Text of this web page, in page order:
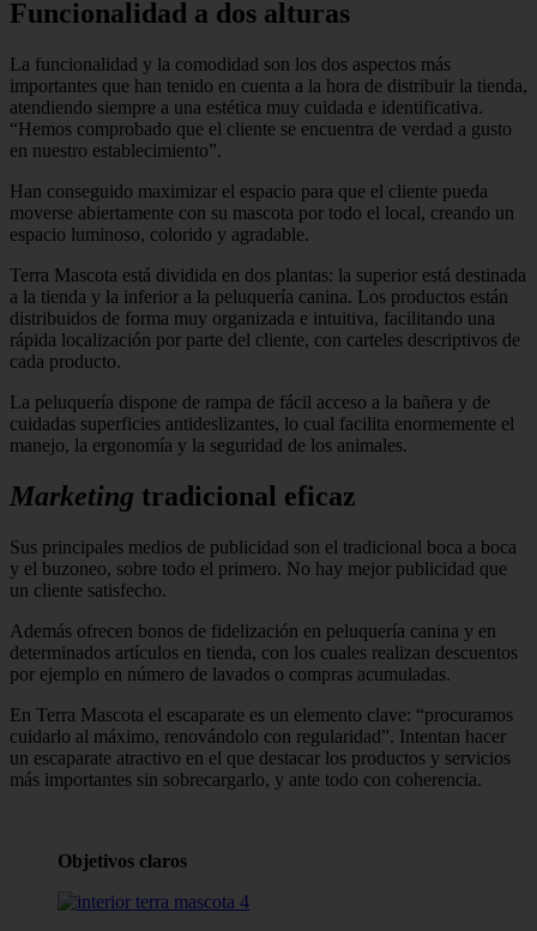
Funcionalidad a dos alturas
La funcionalidad y la comodidad son los dos aspectos más
importantes que han tenido en cuenta a la hora de distribuir la tienda,
atendiendo siempre a una estética muy cuidada e identificativa.
“Hemos comprobado que el cliente se encuentra de verdad a gusto
en nuestro establecimiento”.
Han conseguido maximizar el espacio para que el cliente pueda
moverse abiertamente con su mascota por todo el local, creando un
espacio luminoso, colorido y agradable.
Terra Mascota está dividida en dos plantas: la superior está destinada
a la tienda y la inferior a la peluquería canina. Los productos están
distribuidos de forma muy organizada e intuitiva, facilitando una
rápida localización por parte del cliente, con carteles descriptivos de
cada producto.
La peluquería dispone de rampa de fácil acceso a la bañera y de
cuidadas superficies antideslizantes, lo cual facilita enormemente el
manejo, la ergonomía y la seguri­dad de los animales.
Marketing tradicional eficaz
Sus principales medios de publicidad son el tradicional boca a boca
y el buzoneo, sobre todo el primero. No hay mejor publicidad que
un cliente satisfecho.
Además ofrecen bonos de fidelización en peluquería canina y en
determinados artículos en tienda, con los cuales realizan descuentos
por ejemplo en número de lavados o compras acumuladas.
En Terra Mascota el escaparate es un elemento clave: “procuramos
cuidarlo al máximo, renovándolo con regularidad”. Intentan hacer
un escaparate atractivo en el que destacar los productos y servicios
más importantes sin sobrecargarlo, y ante todo con coherencia.
Objetivos claros